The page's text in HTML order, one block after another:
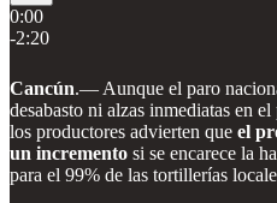
0:00
-2:20
Cancún.— Aunque el paro
desabasto ni alzas inmediatas en
los productores advierten que el
un incremento si se encarece la
para el 99% de las tortillerías